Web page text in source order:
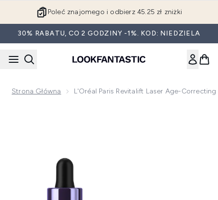
Poleć znajomego i odbierz 45.25 zł zniżki
30% RABATU, CO 2 GODZINY -1%. KOD: NIEDZIELA
Strona Główna L'Oréal Paris Revitalift Laser Age-